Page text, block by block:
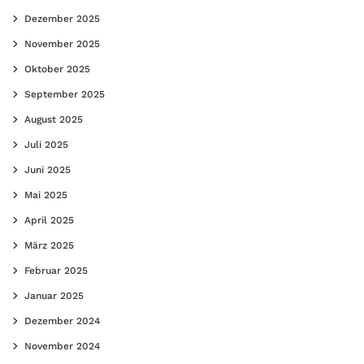
Dezember 2025
November 2025
Oktober 2025
September 2025
August 2025
Juli 2025
Juni 2025
Mai 2025
April 2025
März 2025
Februar 2025
Januar 2025
Dezember 2024
November 2024